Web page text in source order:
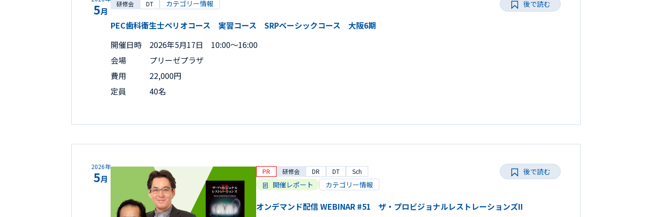
5月
研修会 DT カテゴリー情報
PEC歯科衛生士ペリオコース 実習コース SRPベーシックコース 大阪6期
開催日時
2026年5月17日 10:00～16:00
会場
プリーゼプラザ
費用
22,000円
定員
40名
後で読む
2026年
5月
PR 研修会 DR DT Sch
開催レポート カテゴリー情報
オンデマンド配信 WEBINAR #51 ザ・プロビジョナルレストレーションズII
後で読む